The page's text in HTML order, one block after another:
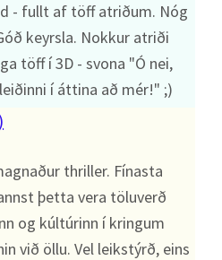
- fullt af töff atriðum. Nóg
keyrsla. Nokkur atriði
töff í 3D - svona "Ó nei,
í áttina að mér!" ;)
thriller. Fínasta
þetta vera töluverð
og kúltúrinn í kringum
við öllu. Vel leikstýrð, eins